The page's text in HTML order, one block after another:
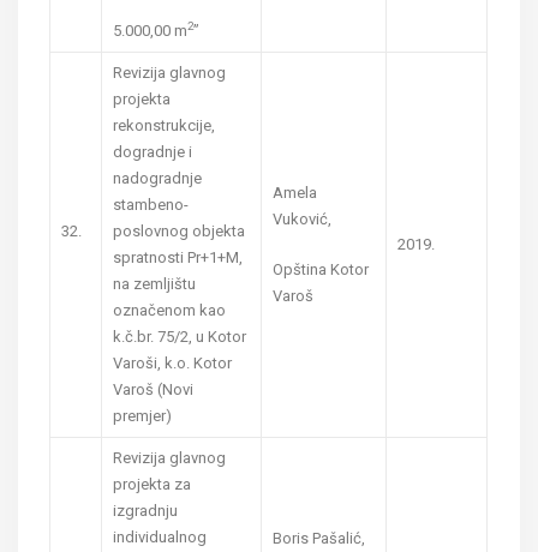
5.000,00 m2”
32.
Revizija glavnog
projekta
rekonstrukcije,
dogradnje i
nadogradnje
stambeno-
poslovnog objekta
spratnosti Pr+1+M,
na zemljištu
označenom kao
k.č.br. 75/2, u Kotor
Varoši, k.o. Kotor
Varoš (Novi
premjer)
Amela
Vuković,
Opština Kotor
Varoš
2019.
Revizija glavnog
projekta za
izgradnju
individualnog
Boris Pašalić,